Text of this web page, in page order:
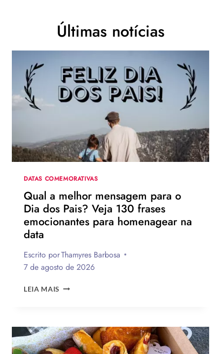
Últimas notícias
DATAS COMEMORATIVAS
Qual a melhor mensagem para o
Dia dos Pais? Veja 130 frases
emocionantes para homenagear na
data
Escrito porThamyres Barbosa
7 de agosto de 2026
LEIA MAIS QUAL
PARA
O
DIA